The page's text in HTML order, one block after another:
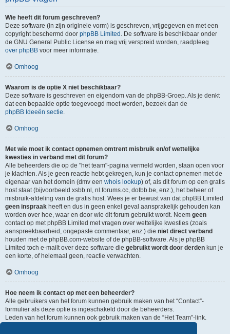
Wie heeft dit forum geschreven?
Deze software (in zijn originele vorm) is geschreven, vrijgegeven en met een
copyright beschermd door phpBB Limited . De software is beschikbaar onder
de GNU General Public License en mag vrij verspreid worden, raadpleeg
over phpBB voor meer informatie.
Omhoog
Waarom is de optie X niet beschikbaar?
Deze software is geschreven en eigendom van de phpBB-Groep. Als je denkt
dat een bepaalde optie toegevoegd moet worden, bezoek dan de
phpBB Ideeën sectie.
Omhoog
Met wie moet ik contact opnemen omtrent misbruik en/of wettelijke
kwesties in verband met dit forum?
Alle beheerders die op de "het team"-pagina vermeld worden, staan open voor
je klachten. Als je geen reactie hebt gekregen, kun je contact opnemen met de
eigenaar van het domein (dmv een whois lookup) of, als dit forum op een gratis
host staat (bijvoorbeeld xsbb.nl, nl.forums.cc, dotbb.be, enz.), het beheer of
misbruik-afdeling van de gratis host. Wees je er bewust van dat phpBB Limited
geen inspraak heeft en dus in geen enkel geval aansprakelijk gehouden kan
worden over hoe, waar en door wie dit forum gebruikt wordt. Neem geen
contact op met phpBB Limited met vragen over wettelijke kwesties (zoals
aanspreekbaarheid, ongepaste commentaar, enz.) die niet direct verband
houden met de phpBB.com-website of de phpBB-software. Als je phpBB
Limited toch e-mailt over deze software die gebruikt wordt door derden kun je
een korte, of helemaal geen, reactie verwachten.
Omhoog
Hoe neem ik contact op met een beheerder?
Alle gebruikers van het forum kunnen gebruik maken van het “Contact”-
formulier als deze optie is ingeschakeld door de beheerders.
Leden van het forum kunnen ook gebruik maken van de “Het Team”-link.